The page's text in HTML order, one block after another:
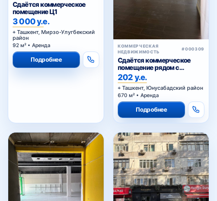
Сдаётся коммерческое
помещение Ц1
3 000 у.е.
Ташкент, Мирзо-Улугбекский
район
92 м² • Аренда
Подробнее
КОММЕРЧЕСКАЯ
НЕДВИЖИМОСТЬ
#000309
Сдаётся коммерческое
помещение рядом с
Алайским
202 у.е.
Ташкент, Юнусабадский район
670 м² • Аренда
Подробнее